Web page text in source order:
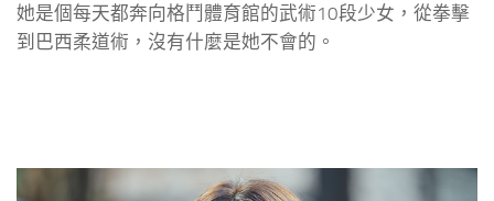
她是個每天都奔向格鬥體育館的武術10段少女，從拳擊
到巴西柔道術，沒有什麼是她不會的。